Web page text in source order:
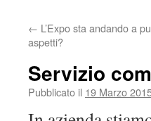
← L’Expo sta andando a
aspetti?
Servizio
Pubblicato il 19 Marzo